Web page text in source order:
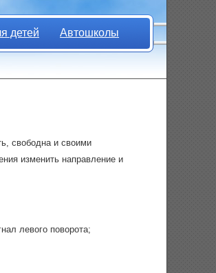
детей Автошколы
свободна и своими
изменить направление и
левого поворота;